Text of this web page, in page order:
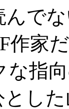
で
作家
な指
し